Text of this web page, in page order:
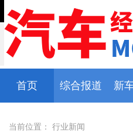
首页 综合报道 新
当前位置： 行业新闻